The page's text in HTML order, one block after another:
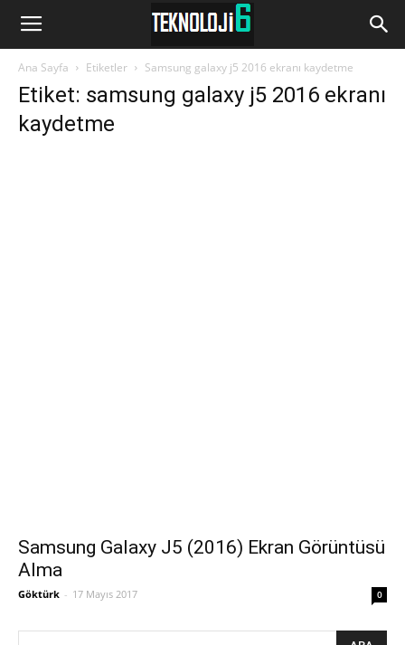
www.Teknoloji6.com
Ana Sayfa Etiketler Samsung galaxy j5 2016 ekranı kaydetme
Etiket: samsung galaxy j5 2016 ekranı
kaydetme
Samsung Galaxy J5 (2016) Ekran Görüntüsü
Alma
Göktürk - 17 Mayıs 2017 0